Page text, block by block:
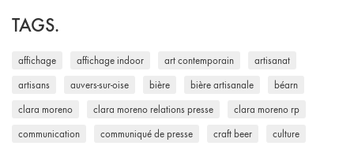
TAGS.
affichage affichage indoor art contemporain artisanat
artisans auvers-sur-oise bière bière artisanale béarn
clara moreno clara moreno relations presse clara moreno rp
communication communiqué de presse craft beer culture